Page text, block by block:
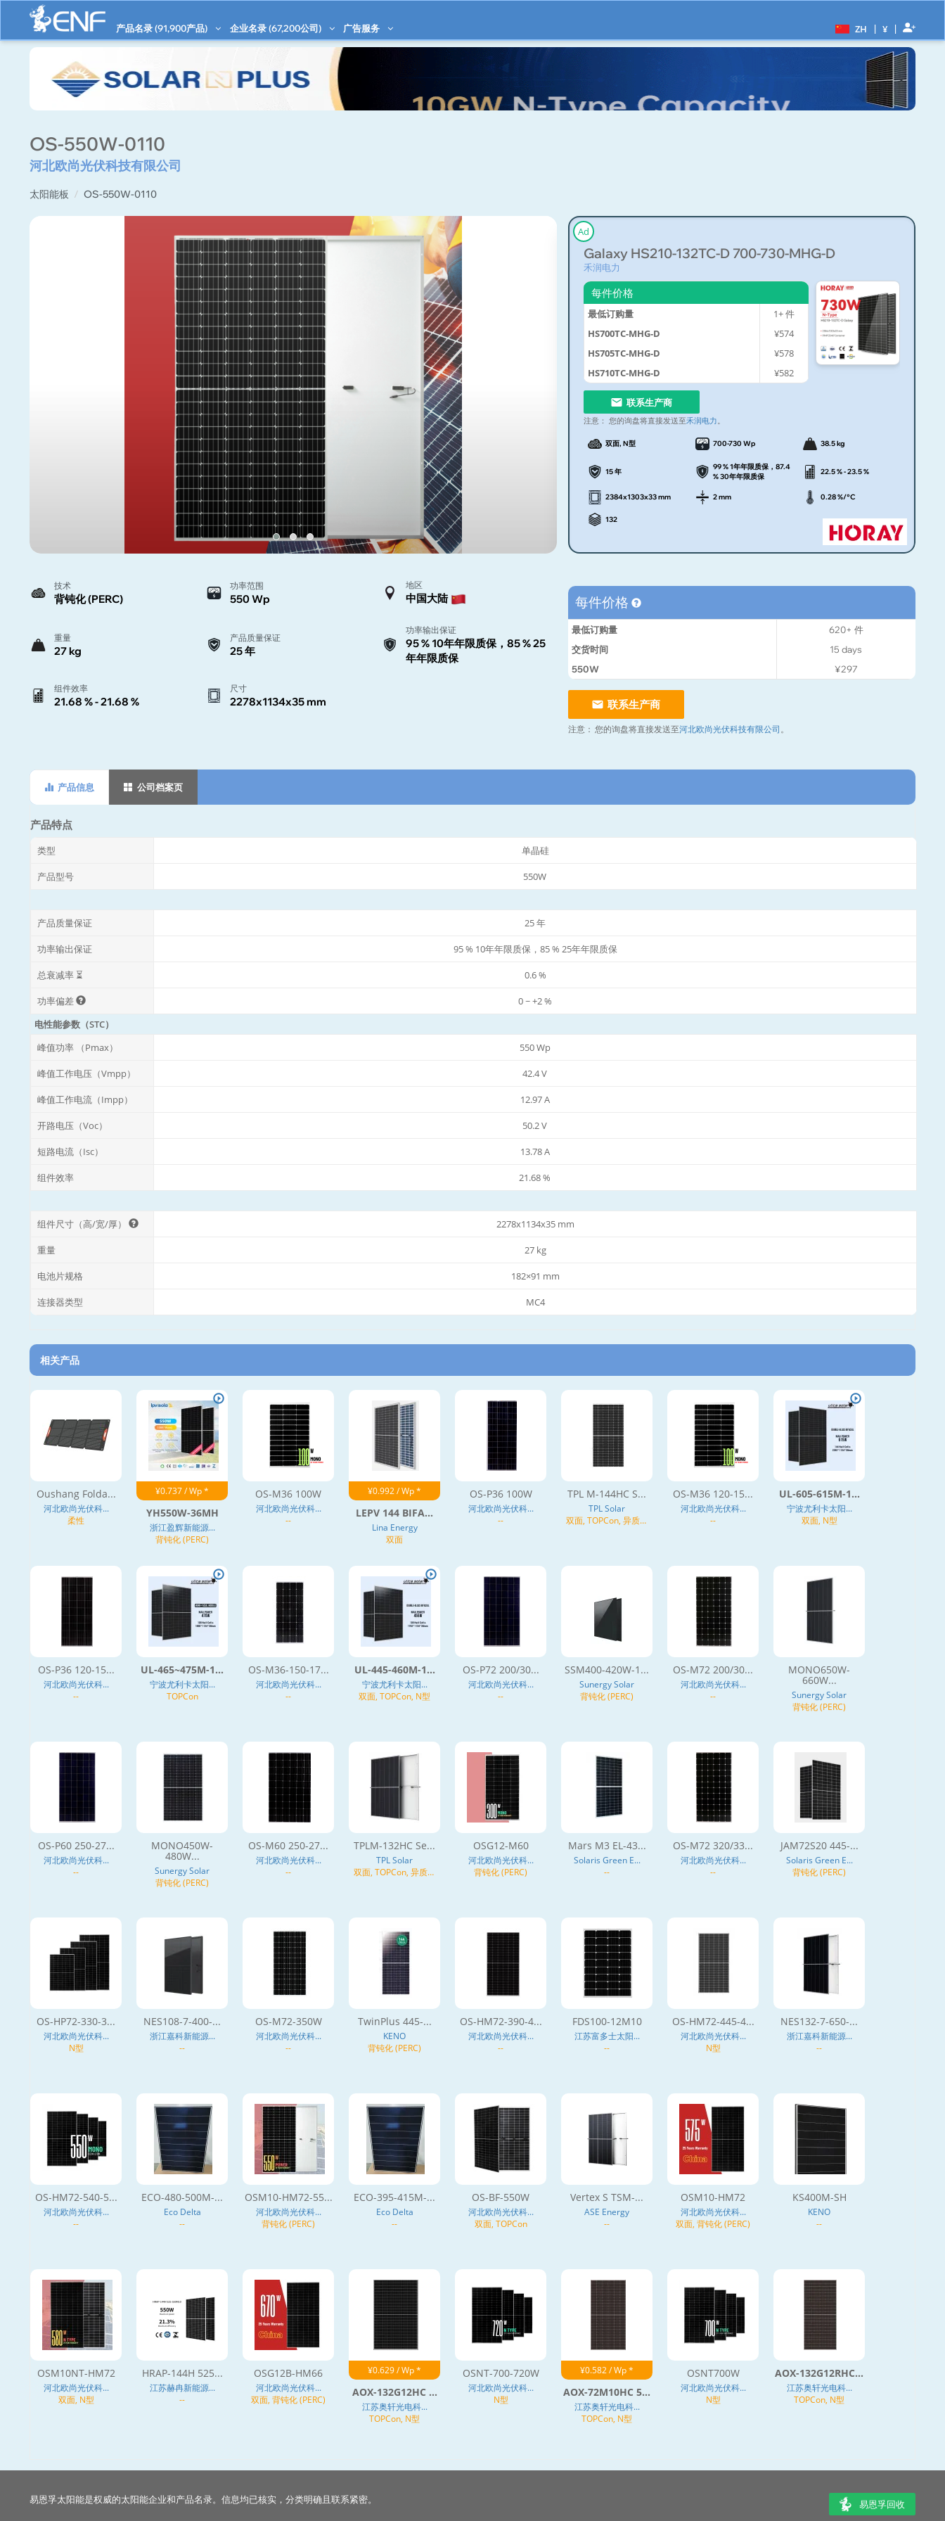
产品名录 (91,900产品) 企业名录 (67,200公司) 广告服务 ZH | ¥ |
OS-550W-0110
河北欧尚光伏科技有限公司
太阳能板 OS-550W-0110
Ad
Galaxy HS210-132TC-D 700-730-MHG-D
禾润电力
每件价格
最低订购量 1+件
HS700TC-MHG-D
¥574
HS705TC-MHG-D
¥578
HS710TC-MHG-D
¥582
联系生产商
注意： 您的询盘将直接发送至禾润电力。
双面, N型 700-730 Wp 38.5 kg
15 年
99 % 1年年限质保，87.4
% 30年年限质保
22.5 % - 23.5 %
2384x1303x33 mm 2 mm 0.28 %/°C
132
技术
背钝化 (PERC)
功率范围
550 Wp
地区
中国大陆
重量
27 kg
产品质量保证
25 年
功率输出保证
95 % 10年年限质保，85 % 25
年年限质保
组件效率
21.68 % - 21.68 %
尺寸
2278x1134x35 mm
每件价格
最低订购量 620+ 件
交货时间
15days
550W
¥297
联系生产商
注意： 您的询盘将直接发送至河北欧尚光伏科技有限公司 。
产品信息 公司档案页
产品特点
类型 单晶硅
产品型号 550W
产品质量保证 25 年
功率输出保证 95 % 10年年限质保，85 % 25年年限质保
总衰减率 ⏳ 0.6 %
功率偏差
0 ~ +2 %
电性能参数（STC）
峰值功率 （Pmax）
550 Wp
峰值工作电压（Vmpp） 42.4 V
峰值工作电流（Impp） 12.97 A
开路电压（Voc） 50.2 V
短路电流（Isc） 13.78 A
组件效率 21.68 %
组件尺寸（高/宽/厚） 2278x1134x35 mm
重量 27 kg
电池片规格 182×91 mm
连接器类型 MC4
相关产品
Oushang Folda...
河北欧尚光伏科...
柔性
¥0.737 / Wp *
YH550W-36MH
浙江盈辉新能源...
背钝化 (PERC)
OS-M36 100W
河北欧尚光伏科...
--
¥0.992 / Wp *
LEPV 144 BIFA...
Lina Energy
双面
OS-P36 100W
河北欧尚光伏科...
--
TPL M-144HC S...
TPL Solar
双面, TOPCon, 异质结
OS-M36 120-15...
河北欧尚光伏科...
--
UL-605-615M-1...
宁波尤利卡太阳...
双面, N型
OS-P36 120-15...
河北欧尚光伏科...
--
UL-465~475M-1...
宁波尤利卡太阳...
TOPCon
OS-M36-150-17...
河北欧尚光伏科...
--
UL-445-460M-1...
宁波尤利卡太阳...
双面, TOPCon, N型
OS-P72 200/30...
河北欧尚光伏科...
--
SSM400-420W-1...
Sunergy Solar
背钝化 (PERC)
OS-M72 200/30...
河北欧尚光伏科...
--
MONO650W-
660W...
Sunergy Solar
背钝化 (PERC)
OS-P60 250-27...
河北欧尚光伏科...
--
MONO450W-
480W...
Sunergy Solar
背钝化 (PERC)
OS-M60 250-27...
河北欧尚光伏科...
--
TPLM-132HC Se...
TPL Solar
双面, TOPCon, 异质结
OSG12-M60
河北欧尚光伏科...
背钝化 (PERC)
Mars M3 EL-43...
Solaris Green E...
--
OS-M72 320/33...
河北欧尚光伏科...
--
JAM72S20 445-...
Solaris Green E...
背钝化 (PERC)
OS-HP72-330-3...
河北欧尚光伏科...
N型
NES108-7-400-...
浙江嘉科新能源...
--
OS-M72-350W
河北欧尚光伏科...
--
TwinPlus 445-...
KENO
背钝化 (PERC)
OS-HM72-390-4...
河北欧尚光伏科...
--
FDS100-12M10
江苏富多士太阳...
--
OS-HM72-445-4...
河北欧尚光伏科...
N型
NES132-7-650-...
浙江嘉科新能源...
--
OS-HM72-540-5...
河北欧尚光伏科...
--
ECO-480-500M-...
Eco Delta
--
OSM10-HM72-55...
河北欧尚光伏科...
背钝化 (PERC)
ECO-395-415M-...
Eco Delta
--
OS-BF-550W
河北欧尚光伏科...
双面, TOPCon
Vertex S TSM-...
ASE Energy
--
OSM10-HM72
河北欧尚光伏科...
双面, 背钝化 (PERC)
KS400M-SH
KENO
--
OSM10NT-HM72
河北欧尚光伏科...
双面, N型
HRAP-144H 525...
江苏赫冉新能源...
--
OSG12B-HM66
河北欧尚光伏科...
双面, 背钝化 (PERC)
¥0.629 / Wp *
AOX-132G12HC ...
江苏奥轩光电科...
TOPCon, N型
OSNT-700-720W
河北欧尚光伏科...
N型
¥0.582 / Wp *
AOX-72M10HC 5...
江苏奥轩光电科...
TOPCon, N型
OSNT700W
河北欧尚光伏科...
N型
AOX-132G12RHC...
江苏奥轩光电科...
TOPCon, N型
易恩孚太阳能是权威的太阳能企业和产品名录。信息均已核实，分类明确且联系紧密。 易恩孚回收